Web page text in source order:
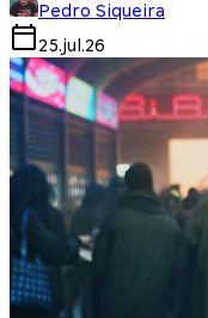
Pedro Siqueira
25.jul.26